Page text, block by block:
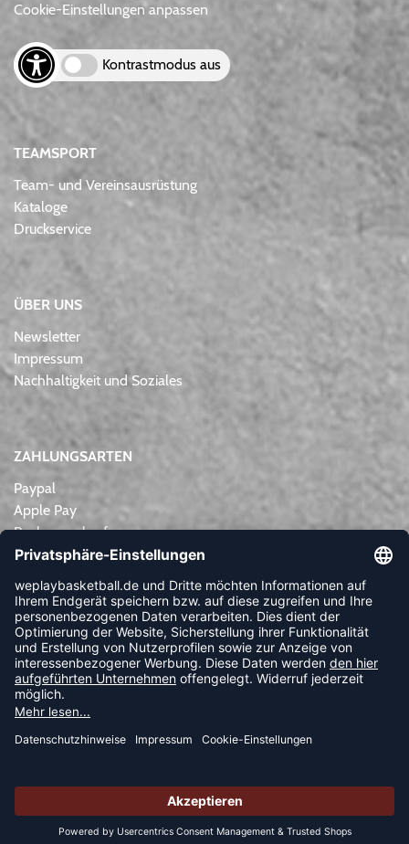
Cookie-Einstellungen anpassen
Kontrastmodus aus
TEAMSPORT
Team- und Vereinsausrüstung
Kataloge
Druckservice
ÜBER UNS
Newsletter
Impressum
Nachhaltigkeit und Soziales
ZAHLUNGSARTEN
Paypal
Apple Pay
Rechnungskauf
Lastschrift
Kreditkarte
Vorkasse
NEWSLETTER